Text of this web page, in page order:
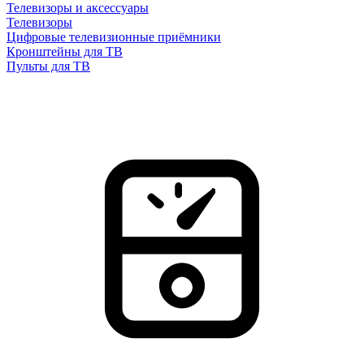
Телевизоры и аксессуары
Телевизоры
Цифровые телевизионные приёмники
Кронштейны для ТВ
Пульты для ТВ